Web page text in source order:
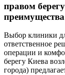
правом
преимущества
Выбор клиники
ответственное
операции и
берегу Киева
города)